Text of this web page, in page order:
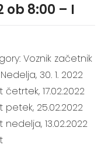
ob 8:00 – I
Voznik začetnik
30. 1. 2022
17.02.2022
25.02.2022
13.02.2022